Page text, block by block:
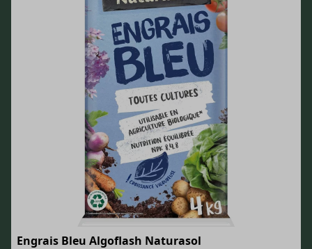
Engrais Bleu Algoflash Naturasol